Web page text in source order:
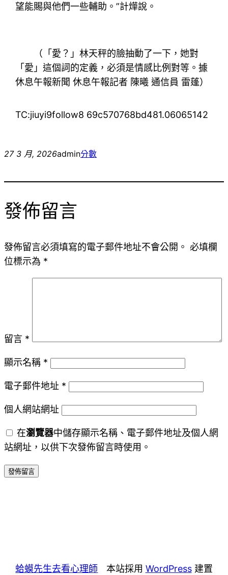
望能賜與他們一些輔助。”計燁說。
（「愛？」林天秤的臉抽動了一下，她對
「愛」這個詞的定義，必須是情感比例對等。據
休息午報新聞 休息午報記者 陳曦 通信員 雷蓬）
TC:jiuyi9follow8 69c570768bd481.06065142
27 3 月, 2026admin分數
發佈留言
發佈留言必須填寫的電子郵件地址不會公開。 必填欄
位標示為 *
留言 *
顯示名稱 *
電子郵件地址 *
個人網站網址
在瀏覽器中儲存顯示名稱、電子郵件地址及個人網
站網址，以供下次發佈留言時使用。
蛤蟆先生去看心理師 本站採用 WordPress建置